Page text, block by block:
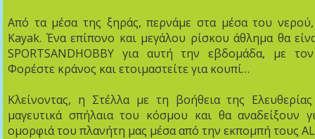
Από τα μέσα της ξηράς, περνάμε στα μέσα του
Kayak. Ένα επίπονο και μεγάλου ρίσκου άθλημα θα
SPORTSANDHOBBY για αυτή την εβδομάδα, με
Φορέστε κράνος και ετοιμαστείτε για κουπί…
Κλείνοντας, η Στέλλα με τη βοήθεια της
μαγευτικά σπήλαια του κόσμου και θα αναδείξουν
ομορφιά του πλανήτη μας μέσα από την εκπομπή τους